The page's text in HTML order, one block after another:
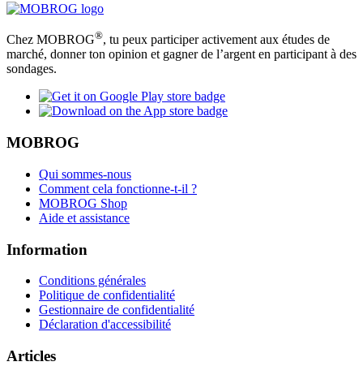
Chez MOBROG®, tu peux participer activement aux études de
marché, donner ton opinion et gagner de l’argent en participant à des
sondages.
MOBROG
Qui sommes-nous
Comment cela fonctionne-t-il ?
MOBROG Shop
Aide et assistance
Information
Conditions générales
Politique de confidentialité
Gestionnaire de confidentialité
Déclaration d'accessibilité
Articles